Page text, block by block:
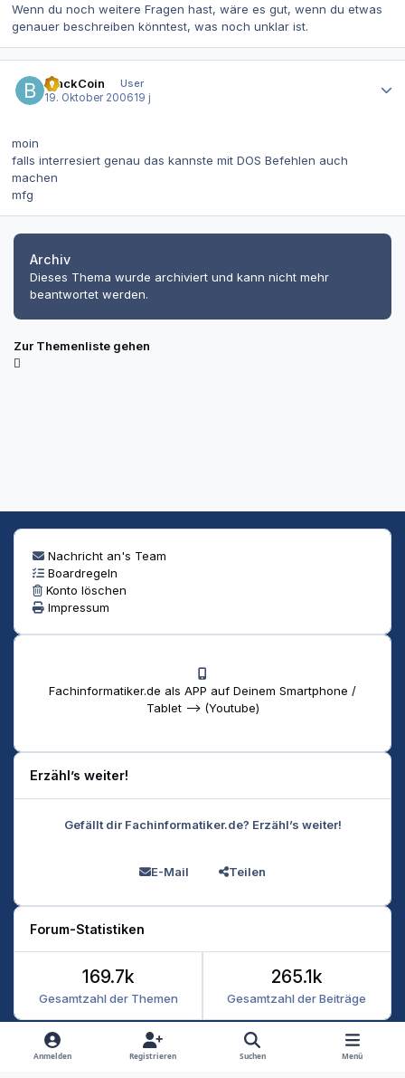
Wenn du noch weitere Fragen hast, wäre es gut, wenn du etwas
genauer beschreiben könntest, was noch unklar ist.
BlackCoin
User
19. Oktober 200619 j
moin
falls interresiert genau das kannste mit DOS Befehlen auch
machen
mfg
Archiv
Dieses Thema wurde archiviert und kann nicht mehr
beantwortet werden.
Zur Themenliste gehen
Nachricht an's Team
Boardregeln
Konto löschen
Impressum
Fachinformatiker.de als APP auf Deinem Smartphone /
Tablet --> (Youtube)
Erzähl’s weiter!
Gefällt dir Fachinformatiker.de? Erzähl’s weiter!
E-Mail Teilen
Forum-Statistiken
Gesamtzahl der Themen
169.7k
Gesamtzahl der Beiträge
265.1k
Heller Modus
Dunkler Modus
Systemeinstellung
Anmelden Registrieren Suchen Menü